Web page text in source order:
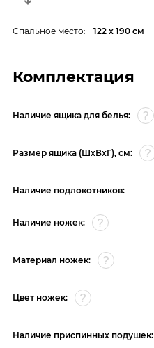
Спальное место: 122 х 190 см
Комплектация
Наличие ящика для белья:
Размер ящика (ШхВхГ), см:
Наличие подлокотников:
Наличие ножек:
Материал ножек:
Цвет ножек:
Наличие приспинных подушек: